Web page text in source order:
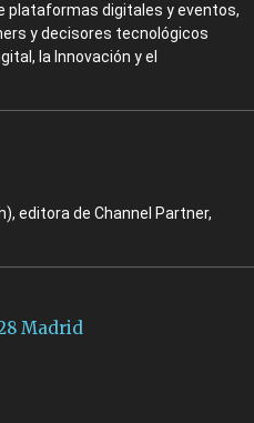
plataformas digitales y eventos,
y decisores tecnológicos
la Innovación y el
editora de Channel Partner,
Madrid